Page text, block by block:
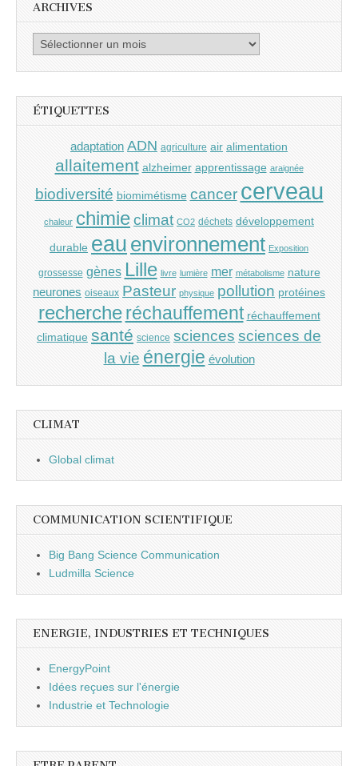
ARCHIVES
Archives
ÉTIQUETTES
adaptation ADN agriculture air alimentation
allaitement alzheimer apprentissage araignée
biodiversité biomimétisme cancer cerveau
chaleur chimieclimat CO2 déchets développement
durable eau environnement Exposition
grossesse gènes Lille livre lumière mer métabolisme nature
neurones oiseaux Pasteur physique pollution protéines
recherche réchauffement réchauffement
climatique santé science sciences sciences de
la vie énergie évolution
CLIMAT
Global climat
COMMUNICATION SCIENTIFIQUE
Big Bang Science Communication
Ludmilla Science
ENERGIE, INDUSTRIES ET TECHNIQUES
EnergyPoint
Idées reçues sur l'énergie
Industrie et Technologie